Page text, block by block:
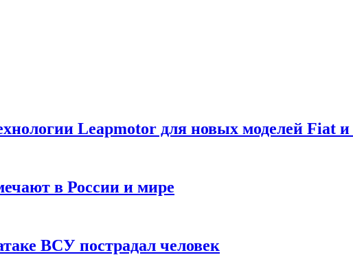
Leapmotor для новых моделей Fiat
в России и мире
ВСУ пострадал человек